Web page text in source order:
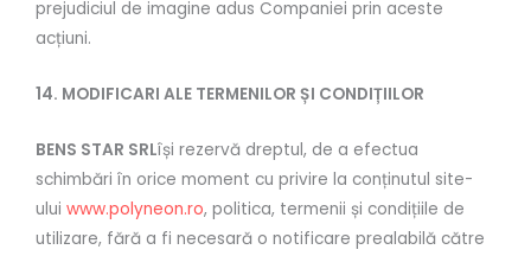
prejudiciul de imagine adus Companiei prin aceste
acțiuni.
14. MODIFICARI ALE TERMENILOR ȘI CONDIȚIILOR
BENS STAR SRLîși rezervă dreptul, de a efectua
schimbări în orice moment cu privire la conținutul site-
ului www.polyneon.ro, politica, termenii și condițiile de
utilizare, fără a fi necesară o notificare prealabilă către